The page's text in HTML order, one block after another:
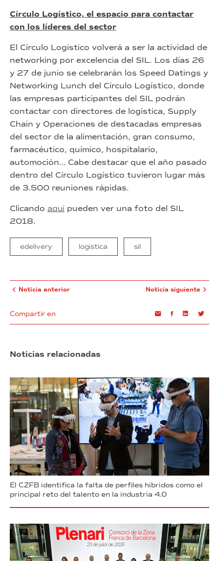
Círculo Logístico, el espacio para contactar
con los líderes del sector
El Círculo Logístico volverá a ser la actividad de
networking por excelencia del SIL. Los días 26
y 27 de junio se celebrarán los Speed Datings y
Networking Lunch del Círculo Logístico, donde
las empresas participantes del SIL podrán
contactar con directores de logística, Supply
Chain y Operaciones de destacadas empresas
del sector de la alimentación, gran consumo,
farmacéutico, químico, hospitalario,
automoción… Cabe destacar que el año pasado
dentro del Círculo Logístico tuvieron lugar más
de 3.500 reuniones rápidas.
Clicando aquí pueden ver una foto del SIL
2018.
edelivery logistica sil
Noticia anterior
Compartir en EmailFacebookLinkedin
Noticia siguiente
Noticias relacionadas
El CZFB identifica la falta de perfiles híbridos como el
principal reto del talento en la industria 4.0